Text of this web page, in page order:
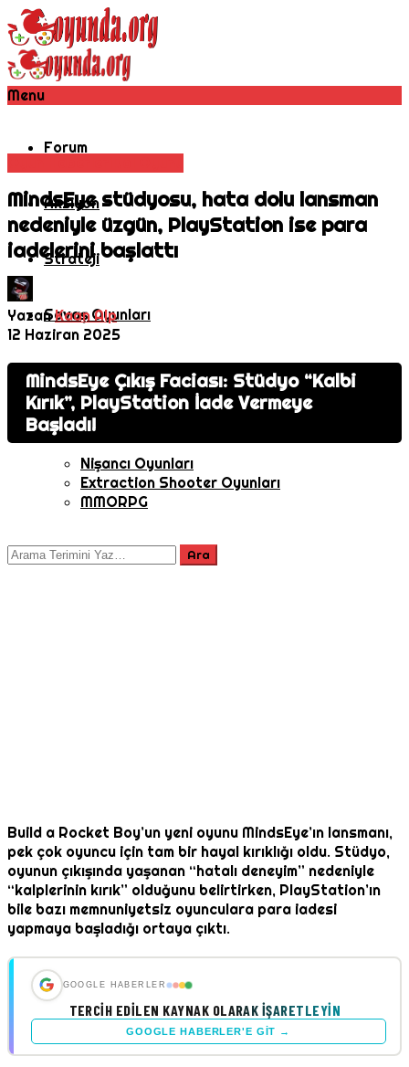
Menu
Forum
Aksiyon
Strateji
Savaş Oyunları
MMORPG
Oyuncu Sayısı
Nişancı Oyunları
Extraction Shooter Oyunları
MMORPG
MindsEye stüdyosu, hata dolu lansman
nedeniyle üzgün, PlayStation ise para
iadelerini başlattı
YazanKaan Alp
12 Haziran 2025
MindsEye Çıkış Faciası: Stüdyo “Kalbi
Kırık”, PlayStation İade Vermeye
Başladı!
Build a Rocket Boy’un yeni oyunu MindsEye’ın lansmanı,
pek çok oyuncu için tam bir hayal kırıklığı oldu. Stüdyo,
oyunun çıkışında yaşanan “hatalı deneyim” nedeniyle
“kalplerinin kırık” olduğunu belirtirken, PlayStation’ın
bile bazı memnuniyetsiz oyunculara para iadesi
yapmaya başladığı ortaya çıktı.
GOOGLE HABERLER
TERCIH EDILEN KAYNAK OLARAK İŞARETLEYIN
GOOGLE HABERLER'E GIT →